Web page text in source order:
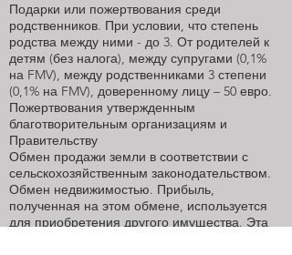
Подарки или пожертвования среди
родственников. При условии, что степень
родства между ними - до 3. От родителей к
детям (без налога), между супругами (0,1%
на FMV), между родственниками 3 степени
(0,1% на FMV), доверенному лицу – 50 евро.
Пожертвования утвержденным
благотворительным организациям и
Правительству
Обмен продажи земли в соответствии с
сельскохозяйственным законодательством.
Обмен недвижимостью. Прибыль,
полученная на этом обмене, используется
для приобретения другого имущества. Эта